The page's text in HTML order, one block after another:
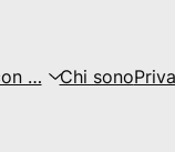
… Chi sono